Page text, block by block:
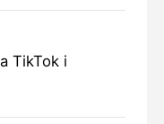
TikTok i